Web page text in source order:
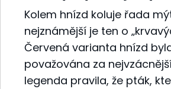
Kolem hnízd koluje řada
nejznámější je ten o
Červená varianta hnízd
považována za
legenda pravila, že pták,